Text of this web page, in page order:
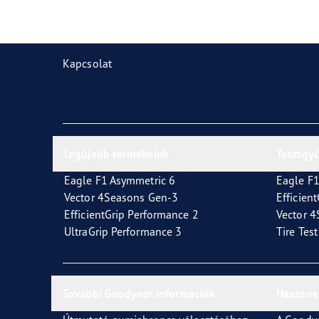
Kapcsolat
Eagle F1 Asymmetric 6
Vector 4Seasons Gen-3
EfficientGrip Performance 2
UltraGrip Performance 3
Eagle
Vector
Tire